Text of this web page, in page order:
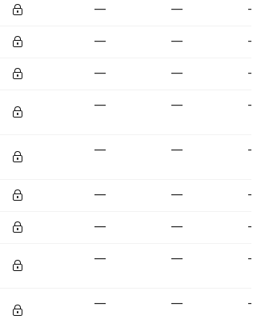
— — —
— — —
— — —
— — —
— — —
— — —
— — —
— — —
— — —